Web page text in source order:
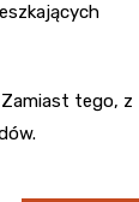
Zamiast tego, z